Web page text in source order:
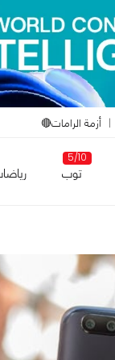
أزمة الرامات🔴
5/10
توب